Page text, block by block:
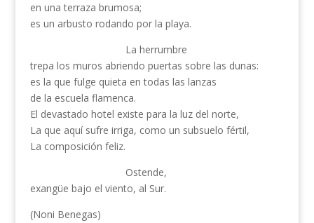
en una terraza brumosa;
es un arbusto rodando por la playa.
La herrumbre
trepa los muros abriendo puertas sobre las dunas:
es la que fulge quieta en todas las lanzas
de la escuela flamenca.
El devastado hotel existe para la luz del norte,
La que aquí sufre irriga, como un subsuelo fértil,
La composición feliz.
Ostende,
exangüe bajo el viento, al Sur.
(Noni Benegas)